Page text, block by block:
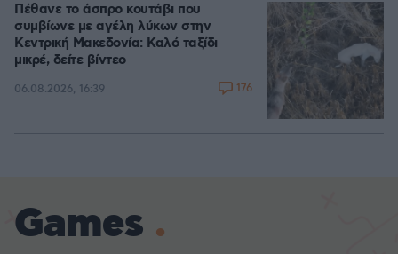
Πέθανε το άσπρο κουτάβι που
συμβίωνε με αγέλη λύκων στην
Κεντρική Μακεδονία: Καλό ταξίδι
μικρέ, δείτε βίντεο
06.08.2026, 16:39 176
Games